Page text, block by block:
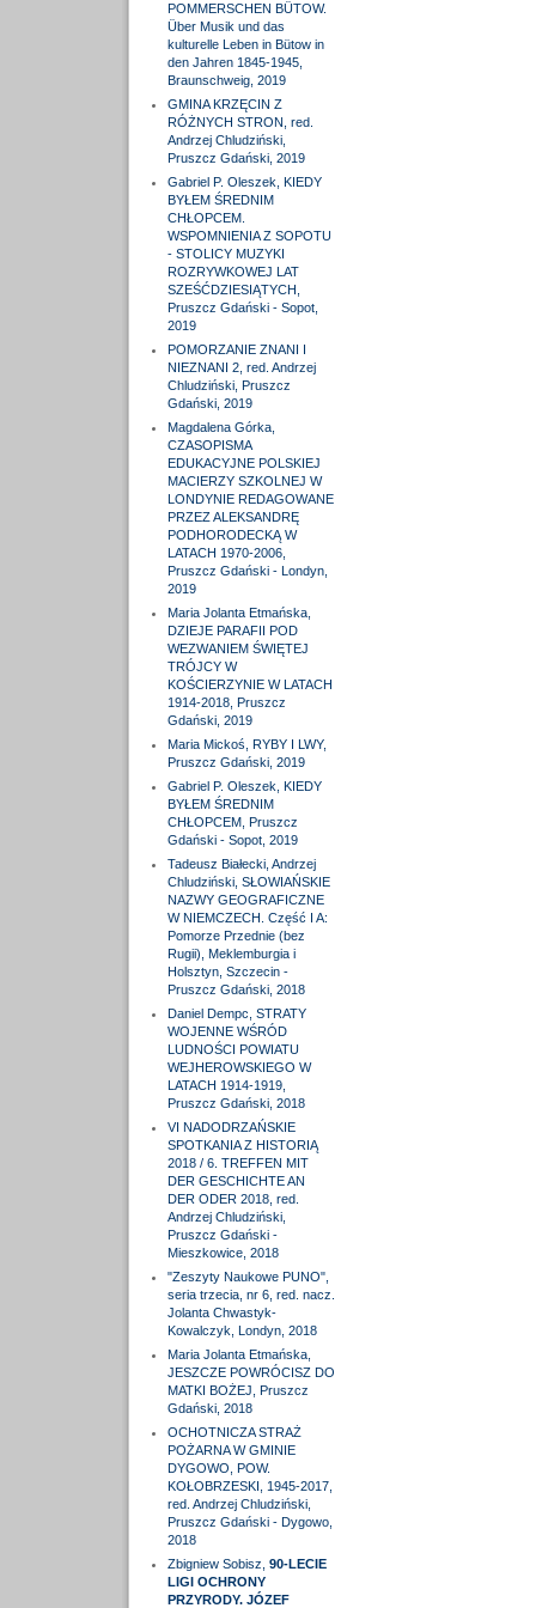
POMMERSCHEN BÜTOW.
Über Musik und das
kulturelle Leben in Bütow in
den Jahren 1845-1945,
Braunschweig, 2019
GMINA KRZĘCIN Z
RÓŻNYCH STRON, red.
Andrzej Chludziński,
Pruszcz Gdański, 2019
Gabriel P. Oleszek, KIEDY
BYŁEM ŚREDNIM
CHŁOPCEM.
WSPOMNIENIA Z SOPOTU
- STOLICY MUZYKI
ROZRYWKOWEJ LAT
SZEŚĆDZIESIĄTYCH,
Pruszcz Gdański - Sopot,
2019
POMORZANIE ZNANI I
NIEZNANI 2, red. Andrzej
Chludziński, Pruszcz
Gdański, 2019
Magdalena Górka,
CZASOPISMA
EDUKACYJNE POLSKIEJ
MACIERZY SZKOLNEJ W
LONDYNIE REDAGOWANE
PRZEZ ALEKSANDRĘ
PODHORODECKĄ W
LATACH 1970-2006,
Pruszcz Gdański - Londyn,
2019
Maria Jolanta Etmańska,
DZIEJE PARAFII POD
WEZWANIEM ŚWIĘTEJ
TRÓJCY W
KOŚCIERZYNIE W LATACH
1914-2018, Pruszcz
Gdański, 2019
Maria Mickoś, RYBY I LWY,
Pruszcz Gdański, 2019
Gabriel P. Oleszek, KIEDY
BYŁEM ŚREDNIM
CHŁOPCEM, Pruszcz
Gdański - Sopot, 2019
Tadeusz Białecki, Andrzej
Chludziński, SŁOWIAŃSKIE
NAZWY GEOGRAFICZNE
W NIEMCZECH. Część I A:
Pomorze Przednie (bez
Rugii), Meklemburgia i
Holsztyn, Szczecin -
Pruszcz Gdański, 2018
Daniel Dempc, STRATY
WOJENNE WŚRÓD
LUDNOŚCI POWIATU
WEJHEROWSKIEGO W
LATACH 1914-1919,
Pruszcz Gdański, 2018
VI NADODRZAŃSKIE
SPOTKANIA Z HISTORIĄ
2018 / 6. TREFFEN MIT
DER GESCHICHTE AN
DER ODER 2018, red.
Andrzej Chludziński,
Pruszcz Gdański -
Mieszkowice, 2018
"Zeszyty Naukowe PUNO",
seria trzecia, nr 6, red. nacz.
Jolanta Chwastyk-
Kowalczyk, Londyn, 2018
Maria Jolanta Etmańska,
JESZCZE POWRÓCISZ DO
MATKI BOŻEJ, Pruszcz
Gdański, 2018
OCHOTNICZA STRAŻ
POŻARNA W GMINIE
DYGOWO, POW.
KOŁOBRZESKI, 1945-2017,
red. Andrzej Chludziński,
Pruszcz Gdański - Dygowo,
2018
Zbigniew Sobisz, 90-LECIE
LIGI OCHRONY
PRZYRODY. JÓZEF